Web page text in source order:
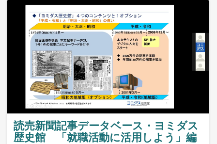
読売新聞記事データベース・ヨミダス
歴史館 「就職活動に活用しよう」編